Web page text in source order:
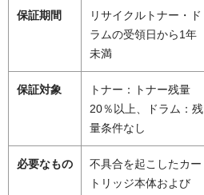
保証期間
リサイクルトナー・ド
ラムの受領日から1年
未満
保証対象
トナー：トナー残量
20％以上、ドラム：残
量条件なし
必要なもの
不具合を起こしたカー
トリッジ本体および